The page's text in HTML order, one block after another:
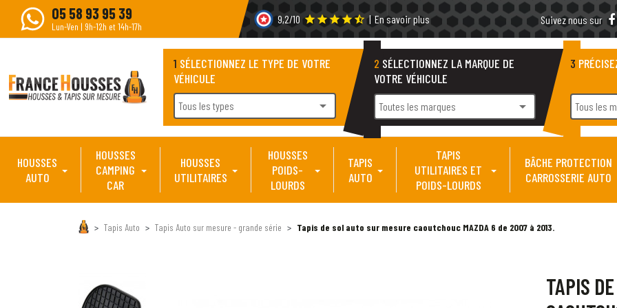
05 58 93 95 39
Lun-Ven | 9h-12h et 14h-17h
9,2/10 star starstarstarstar_half | En savoir plus Suivez nous sur
1 SÉLECTIONNEZ LE TYPE DE VOTRE
VÉHICULE
Tous les types arrow_drop_down
2 SÉLECTIONNEZ LA MARQUE DE
VOTRE VÉHICULE
Toutes les marques arrow_drop_down
3
Tous les
HOUSSES
AUTO
HOUSSES
CAMPING
CAR
HOUSSES
UTILITAIRES
HOUSSES
POIDS-
LOURDS
TAPIS
AUTO
TAPIS
UTILITAIRES ET
POIDS-LOURDS
BÂCHE PROTECTION
CARROSSERIE AUTO
Tapis Auto Tapis Auto sur mesure - grande série Tapis de sol auto sur mesure caoutchouc MAZDA 6 de 2007 à 2013.
TAPIS